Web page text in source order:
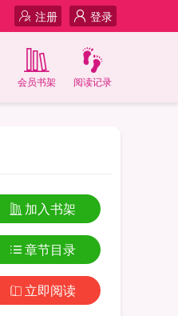
登录
注册
阅读记录
会员书架
加入书架
章节目录
立即阅读